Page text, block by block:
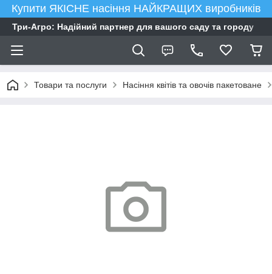
Купити ЯКІСНЕ насіння НАЙКРАЩИХ виробників
Три-Агро: Надійний партнер для вашого саду та городу
Товари та послуги Насіння квітів та овочів пакетоване